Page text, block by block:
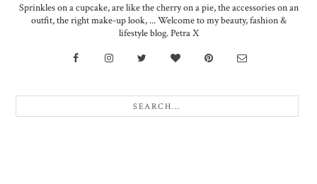
Sprinkles on a cupcake, are like the cherry on a pie, the accessories on an
outfit, the right make-up look, ... Welcome to my beauty, fashion &
lifestyle blog. Petra X